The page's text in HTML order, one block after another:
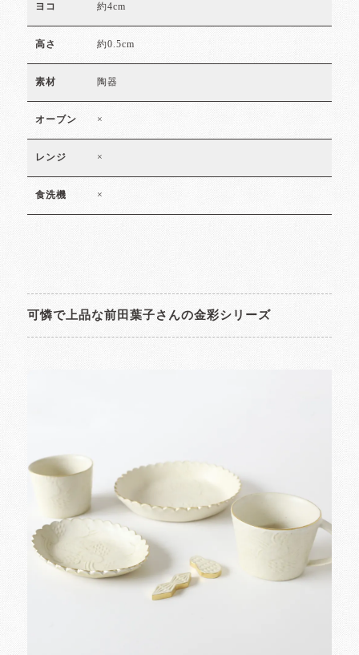
ヨコ 約4cm
高さ 約0.5cm
素材 陶器
オーブン ×
レンジ ×
食洗機 ×
可憐で上品な前田葉子さんの金彩シリーズ